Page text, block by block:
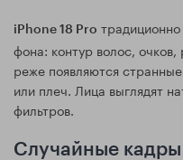
iPhone 18 Pro
фона: контур волос,
реже появляются
или плеч. Лица выглядят
фильтров.
Случайные кадры